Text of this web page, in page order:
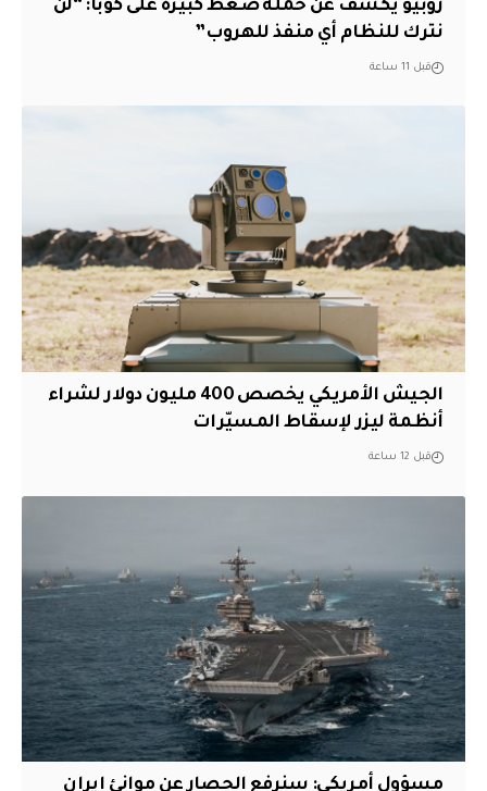
روبيو يكشف عن حملة ضغط كبيرة على كوبا: “لن
نترك للنظام أي منفذ للهروب”
قبل 11 ساعة
الجيش الأمريكي يخصص 400 مليون دولار لشراء
أنظمة ليزر لإسقاط المسيّرات
قبل 12 ساعة
مسؤول أمريكي: سنرفع الحصار عن موانئ إيران